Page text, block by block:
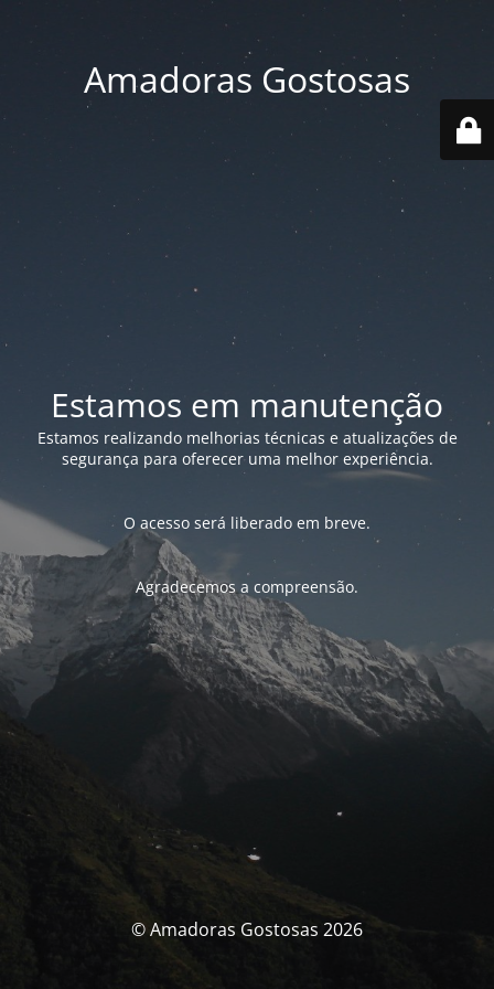
Amadoras Gostosas
Estamos em manutenção
Estamos realizando melhorias técnicas e atualizações de
segurança para oferecer uma melhor experiência.
O acesso será liberado em breve.
Agradecemos a compreensão.
© Amadoras Gostosas 2026